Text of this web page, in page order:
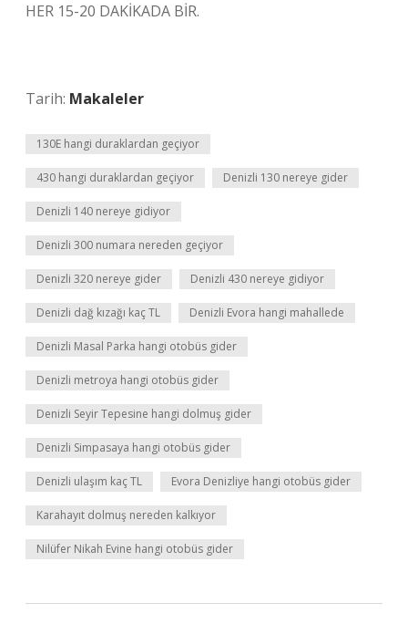
HER 15-20 DAKİKADA BİR.
Tarih: Makaleler
130E hangi duraklardan geçiyor
430 hangi duraklardan geçiyor Denizli 130 nereye gider
Denizli 140 nereye gidiyor
Denizli 300 numara nereden geçiyor
Denizli 320 nereye gider Denizli 430 nereye gidiyor
Denizli dağ kızağı kaç TL Denizli Evora hangi mahallede
Denizli Masal Parka hangi otobüs gider
Denizli metroya hangi otobüs gider
Denizli Seyir Tepesine hangi dolmuş gider
Denizli Simpasaya hangi otobüs gider
Denizli ulaşım kaç TL Evora Denizliye hangi otobüs gider
Karahayıt dolmuş nereden kalkıyor
Nilüfer Nikah Evine hangi otobüs gider